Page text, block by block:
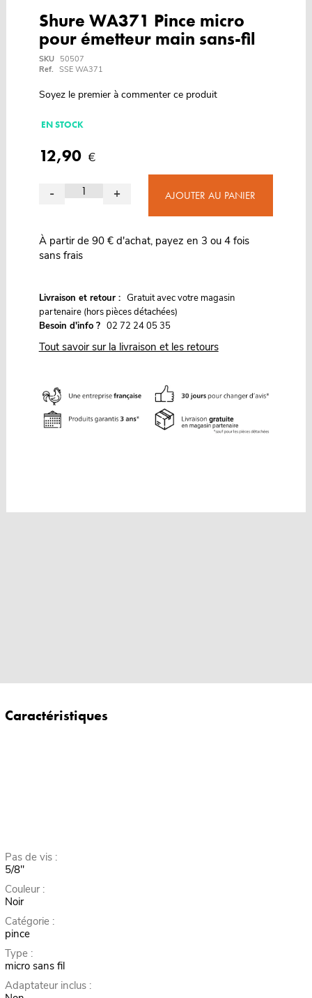
Shure WA371 Pince micro
pour émetteur main sans-fil
SKU
50507
Ref. SSE WA371
Soyez le premier à commenter ce produit
EN STOCK
12,90 €
- + AJOUTER AU PANIER
À partir de 90 € d'achat, payez en 3 ou 4 fois
sans frais
Livraison et retour : Gratuit avec votre magasin
partenaire (hors pièces détachées)
Besoin d'info ? 02 72 24 05 35
Tout savoir sur la livraison et les retours
Caractéristiques
Pas de vis :
5/8"
Couleur :
Noir
Catégorie :
pince
Type :
micro sans fil
Adaptateur inclus :